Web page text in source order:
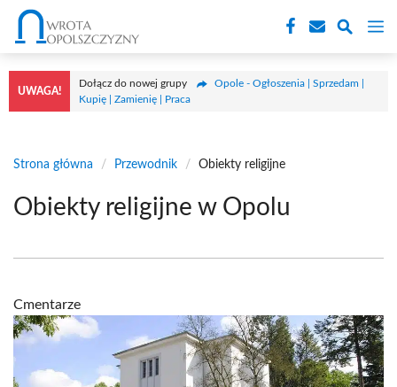
Przejdź
treści
UWAGA!
Dołącz do nowej grupy
Opole - Ogłoszenia | Sprzedam |
Kupię | Zamienię | Praca
Strona główna / Przewodnik / Obiekty religijne
Obiekty religijne w Opolu
Cmentarze